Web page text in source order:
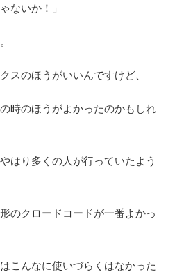
ないか！」
スのほうがいいんですけど、
時のほうがよかったのかもしれ
はり多くの人が行っていたよう
のクロードコードが一番よかっ
こんなに使いづらくはなかった